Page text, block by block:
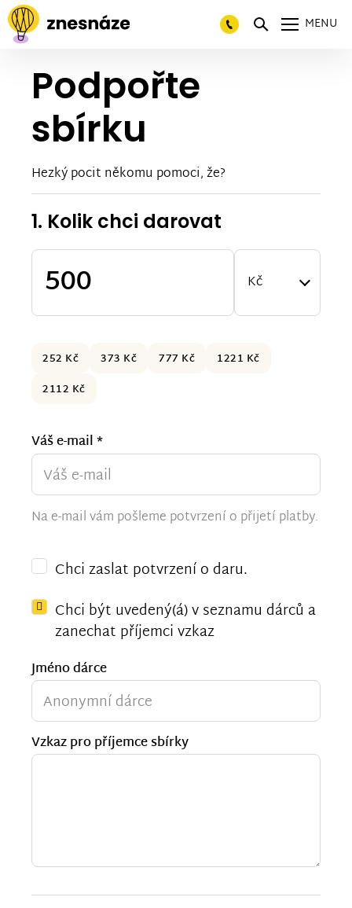
MENU
Podpořte
sbírku
Hezký pocit někomu pomoci, že?
1. Kolik chci darovat
Kč
252 Kč 373 Kč 777 Kč
1221 Kč
2112 Kč
Váš e-mail *
Na e-mail vám pošleme potvrzení o přijetí platby.
Chci zaslat potvrzení o daru.
Chci být uvedený(á) v seznamu dárců a
zanechat příjemci vzkaz
Jméno dárce
Vzkaz pro příjemce sbírky